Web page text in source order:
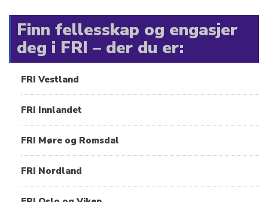
Finn fellesskap og engasjer
deg i FRI – der du er:
FRI Vestland
FRI Innlandet
FRI Møre og Romsdal
FRI Nordland